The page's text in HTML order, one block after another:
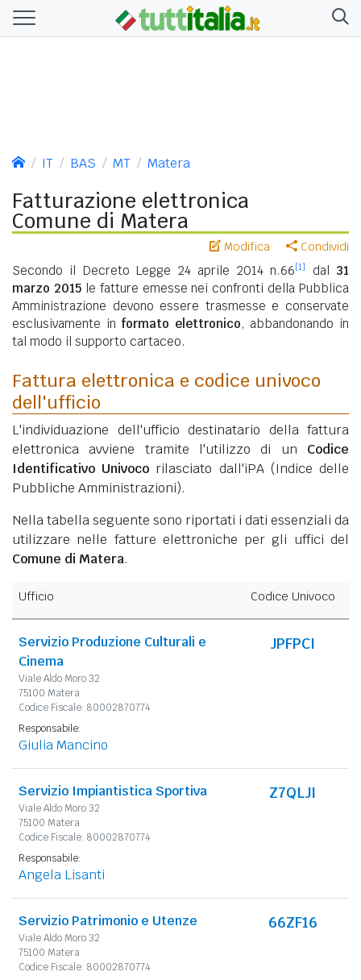
IT BAS MT Matera
Fatturazione elettronica
Comune di Matera
Modifica Condividi
Secondo il Decreto Legge 24 aprile 2014 n.66[1] dal 31
marzo 2015le fatture emesse nei confronti della Pubblica
Amministrazione devono essere trasmesse e conservate
esclusivamente in formato elettronico, abbandonando in
tal modo il supporto cartaceo.
Fattura elettronica e codice univoco
dell'ufficio
L'individuazione dell'ufficio destinatario della fattura
elettronica avviene tramite l'utilizzo di un Codice
Identificativo Univoco rilasciato dall'iPA (Indice delle
Pubbliche Amministrazioni).
Nella tabella seguente sono riportati i dati essenziali da
utilizzare nelle fatture elettroniche per gli uffici del
Comune di Matera.
Ufficio Codice Univoco
Servizio Produzione Culturali e
Cinema
Viale Aldo Moro 32
75100 Matera
Codice Fiscale: 80002870774
JPFPCI
Responsabile:
Giulia Mancino
Servizio Impiantistica Sportiva
Viale Aldo Moro 32
75100 Matera
Codice Fiscale: 80002870774
Z7QLJI
Responsabile:
Angela Lisanti
Servizio Patrimonio e Utenze
Viale Aldo Moro 32
75100 Matera
Codice Fiscale: 80002870774
66ZF16